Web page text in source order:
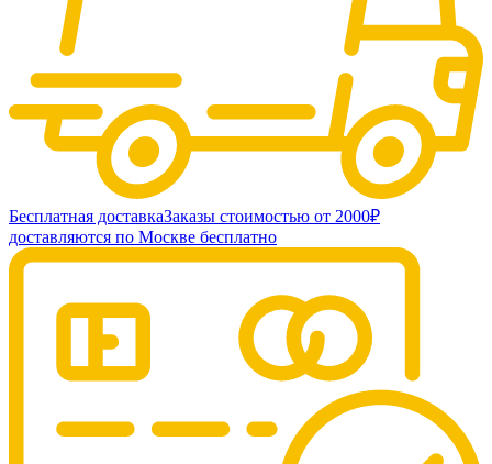
Бесплатная доставкаЗаказы стоимостью от 2000₽
доставляются по Москве бесплатно